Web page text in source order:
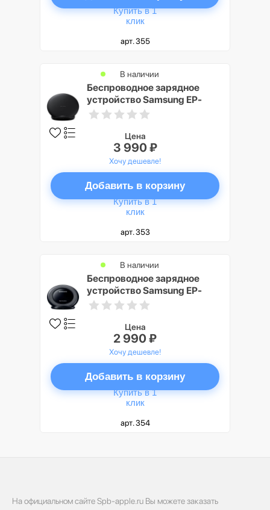
Купить в 1
клик
арт. 355
Беспроводное зарядное
устройство Samsung EP-
N5100 с функцией быстрой
В наличии
Цена
3 990 ₽
Хочу дешевле!
Добавить в корзину
Купить в 1
клик
арт. 353
Беспроводное зарядное
устройство Samsung EP-
NG930 Black
В наличии
Цена
2 990 ₽
Хочу дешевле!
Добавить в корзину
Купить в 1
клик
арт. 354
На официальном сайте Spb-apple.ru Вы можете заказать